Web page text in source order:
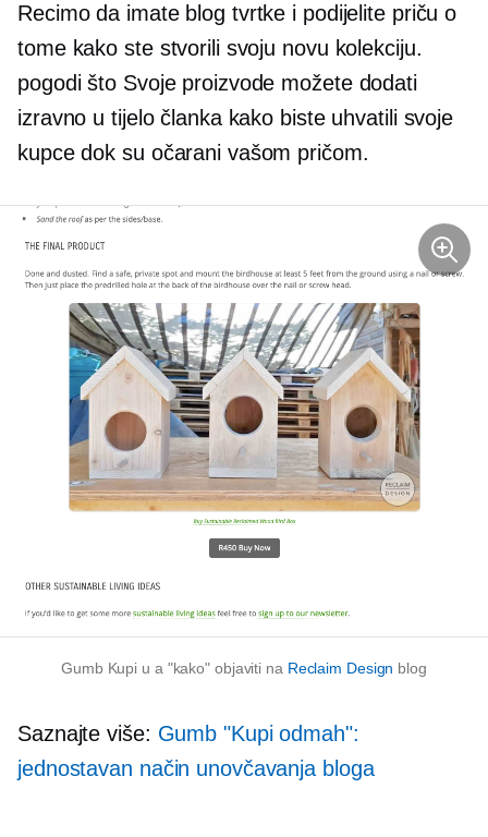
Recimo da imate blog tvrtke i podijelite priču o
tome kako ste stvorili svoju novu kolekciju.
pogodi što Svoje proizvode možete dodati
izravno u tijelo članka kako biste uhvatili svoje
kupce dok su očarani vašom pričom.
Gumb Kupi u a "kako" objaviti na Reclaim Design blog
Saznajte više: Gumb "Kupi odmah":
jednostavan način unovčavanja bloga